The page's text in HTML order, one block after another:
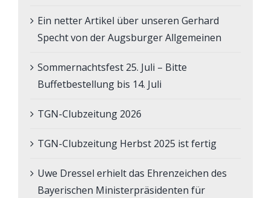
Ein netter Artikel über unseren Gerhard
Specht von der Augsburger Allgemeinen
Sommernachtsfest 25. Juli – Bitte
Buffetbestellung bis 14. Juli
TGN-Clubzeitung 2026
TGN-Clubzeitung Herbst 2025 ist fertig
Uwe Dressel erhielt das Ehrenzeichen des
Bayerischen Ministerpräsidenten für